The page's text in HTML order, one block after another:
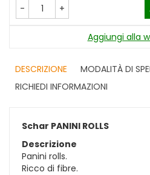
- +
Aggiungi alla
DESCRIZIONE
MODALITÀ DI
RICHIEDI INFORMAZIONI
Schar PANINI ROLLS
Descrizione
Panini rolls.
Ricco di fibre.